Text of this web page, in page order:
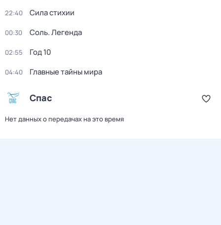
22:40 Сила стихии
00:30 Соль. Легенда
02:55 Год 10
04:40 Главные тайны мира
Спас
Нет данных о передачах на это время